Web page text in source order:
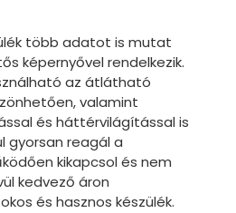
több adatot is mutat
képernyővel rendelkezik.
az átlátható
valamint
és háttérvilágítással is
gyorsan reagál a
kikapcsol és nem
kedvező áron
és hasznos készülék.